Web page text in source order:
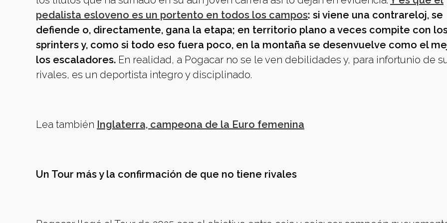
pedalista esloveno es un portento en todos los campos: si viene una contrareloj, se
defiende o, directamente, gana la etapa; en territorio plano a veces compite con
sprinters y, como si todo eso fuera poco, en la montaña se desenvuelve como el
los escaladores. En realidad, a Pogacar no se le ven debilidades y, para infortunio de
rivales, es un deportista integro y disciplinado.
Lea también Inglaterra, campeona de la Euro femenina
Un Tour más y la confirmación de que no tiene rivales